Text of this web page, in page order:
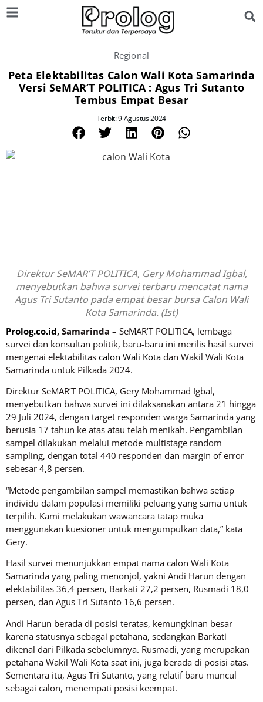
Regional
Peta Elektabilitas Calon Wali Kota Samarinda
Versi SeMAR’T POLITICA : Agus Tri Sutanto
Tembus Empat Besar
Terbit: 9 Agustus 2024
Direktur SeMAR’T POLITICA, Gery Mohammad Igbal,
menyebutkan bahwa survei terbaru mencatat nama
Agus Tri Sutanto pada empat besar bursa Calon Wali
Kota Samarinda. (Ist)
Prolog.co.id, Samarinda – SeMAR’T POLITICA, lembaga
survei dan konsultan politik, baru-baru ini merilis hasil survei
mengenai elektabilitas calon Wali Kota dan Wakil Wali Kota
Samarinda untuk Pilkada 2024.
Direktur SeMAR’T POLITICA, Gery Mohammad Igbal,
menyebutkan bahwa survei ini dilaksanakan antara 21 hingga
29 Juli 2024, dengan target responden warga Samarinda yang
berusia 17 tahun ke atas atau telah menikah. Pengambilan
sampel dilakukan melalui metode multistage random
sampling, dengan total 440 responden dan margin of error
sebesar 4,8 persen.
“Metode pengambilan sampel memastikan bahwa setiap
individu dalam populasi memiliki peluang yang sama untuk
terpilih. Kami melakukan wawancara tatap muka
menggunakan kuesioner untuk mengumpulkan data,” kata
Gery.
Hasil survei menunjukkan empat nama calon Wali Kota
Samarinda yang paling menonjol, yakni Andi Harun dengan
elektabilitas 36,4 persen, Barkati 27,2 persen, Rusmadi 18,0
persen, dan Agus Tri Sutanto 16,6 persen.
Andi Harun berada di posisi teratas, kemungkinan besar
karena statusnya sebagai petahana, sedangkan Barkati
dikenal dari Pilkada sebelumnya. Rusmadi, yang merupakan
petahana Wakil Wali Kota saat ini, juga berada di posisi atas.
Sementara itu, Agus Tri Sutanto, yang relatif baru muncul
sebagai calon, menempati posisi keempat.